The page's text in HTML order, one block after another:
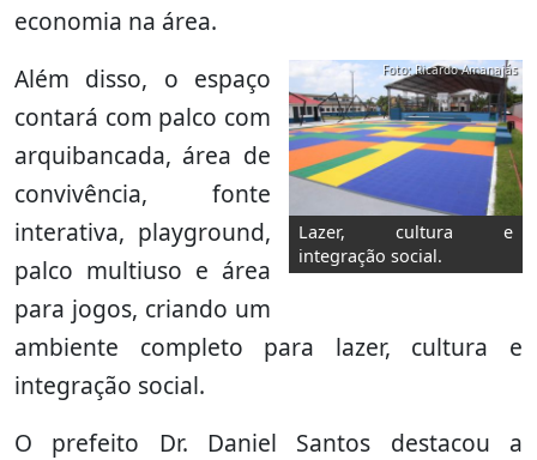
economia na área.
Lazer, cultura e
integração social.
Foto: Ricardo Amanajás
Além disso, o espaço
contará com palco com
arquibancada, área de
convivência, fonte
interativa, playground,
palco multiuso e área
para jogos, criando um
ambiente completo para lazer, cultura e
integração social.
O prefeito Dr. Daniel Santos destacou a